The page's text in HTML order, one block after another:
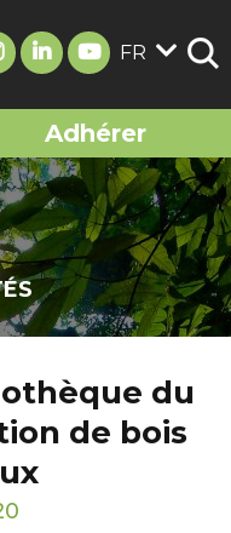
FR
Adhérer
du
de bois